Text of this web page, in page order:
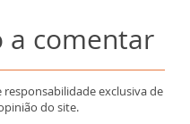
a comentar
responsabilidade exclusiva de
do site.